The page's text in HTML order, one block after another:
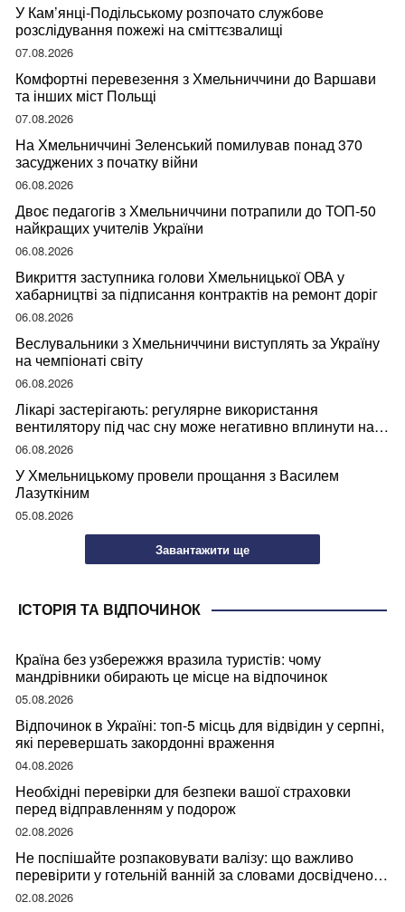
У Кам’янці-Подільському розпочато службове
розслідування пожежі на сміттєзвалищі
07.08.2026
Комфортні перевезення з Хмельниччини до Варшави
та інших міст Польщі
07.08.2026
На Хмельниччині Зеленський помилував понад 370
засуджених з початку війни
06.08.2026
Двоє педагогів з Хмельниччини потрапили до ТОП-50
найкращих учителів України
06.08.2026
Викриття заступника голови Хмельницької ОВА у
хабарництві за підписання контрактів на ремонт доріг
06.08.2026
Веслувальники з Хмельниччини виступлять за Україну
на чемпіонаті світу
06.08.2026
Лікарі застерігають: регулярне використання
вентилятору під час сну може негативно вплинути на
ваше здоров’я
06.08.2026
У Хмельницькому провели прощання з Василем
Лазуткіним
05.08.2026
Завантажити ще
ІСТОРІЯ ТА ВІДПОЧИНОК
Країна без узбережжя вразила туристів: чому
мандрівники обирають це місце на відпочинок
05.08.2026
Відпочинок в Україні: топ-5 місць для відвідин у серпні,
які перевершать закордонні враження
04.08.2026
Необхідні перевірки для безпеки вашої страховки
перед відправленням у подорож
02.08.2026
Не поспішайте розпаковувати валізу: що важливо
перевірити у готельній ванній за словами досвідченої
мандрівниці
02.08.2026